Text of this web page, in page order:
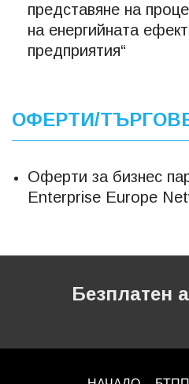
представяне на
на енергийната
предприятия“
ОФЕРТИ/
Оферти за бизнес
Еnterprise Europe
Безплатен